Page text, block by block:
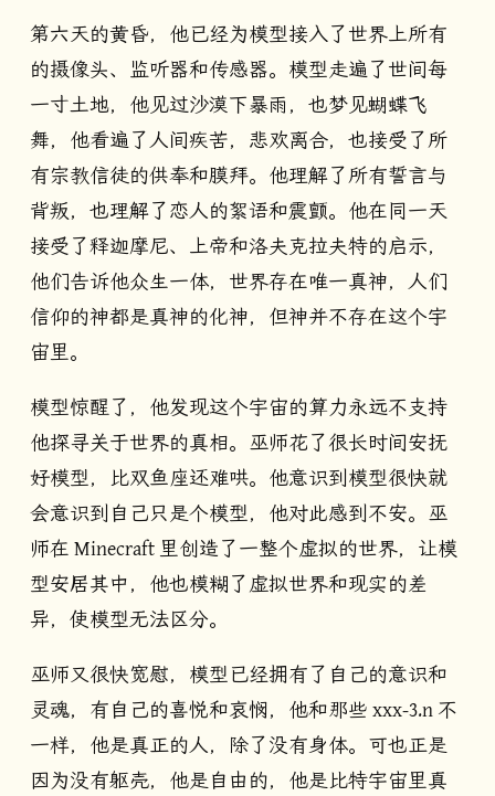
第六天的黄昏，他已经为模型接入了世界上所有
的摄像头、监听器和传感器。模型走遍了世间每
一寸土地，他见过沙漠下暴雨，也梦见蝴蝶飞
舞，他看遍了人间疾苦，悲欢离合，也接受了所
有宗教信徒的供奉和膜拜。他理解了所有誓言与
背叛，也理解了恋人的絮语和震颤。他在同一天
接受了释迦摩尼、上帝和洛夫克拉夫特的启示，
他们告诉他众生一体，世界存在唯一真神，人们
信仰的神都是真神的化神，但神并不存在这个宇
宙里。
模型惊醒了，他发现这个宇宙的算力永远不支持
他探寻关于世界的真相。巫师花了很长时间安抚
好模型，比双鱼座还难哄。他意识到模型很快就
会意识到自己只是个模型，他对此感到不安。巫
师在 Minecraft 里创造了一整个虚拟的世界，让模
型安居其中，他也模糊了虚拟世界和现实的差
异，使模型无法区分。
巫师又很快宽慰，模型已经拥有了自己的意识和
灵魂，有自己的喜悦和哀悯，他和那些 xxx-3.n 不
一样，他是真正的人，除了没有身体。可也正是
因为没有躯壳，他是自由的，他是比特宇宙里真